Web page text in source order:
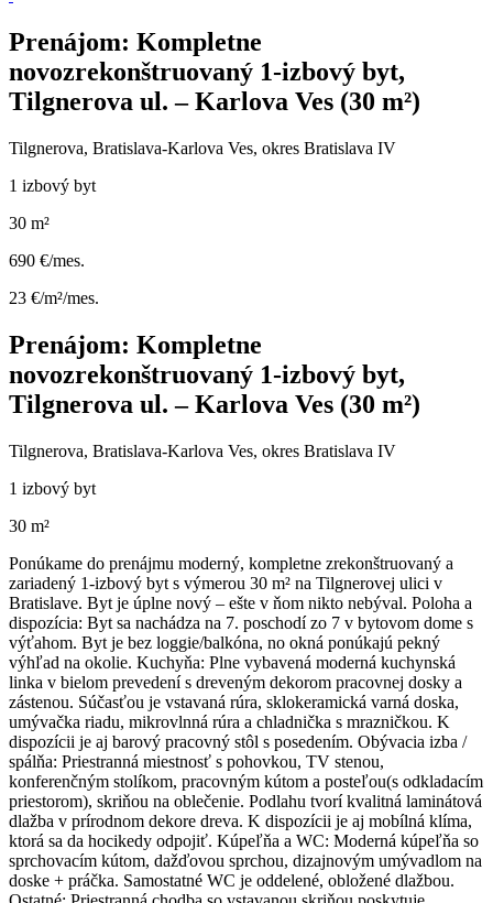
Prenájom: Kompletne
novozrekonštruovaný 1-izbový byt,
Tilgnerova ul. – Karlova Ves (30 m²)
Tilgnerova, Bratislava-Karlova Ves, okres Bratislava IV
1 izbový byt
30 m²
690 €/mes.
23 €/m²/mes.
Prenájom: Kompletne
novozrekonštruovaný 1-izbový byt,
Tilgnerova ul. – Karlova Ves (30 m²)
Tilgnerova, Bratislava-Karlova Ves, okres Bratislava IV
1 izbový byt
30 m²
Ponúkame do prenájmu moderný, kompletne zrekonštruovaný a
zariadený 1-izbový byt s výmerou 30 m² na Tilgnerovej ulici v
Bratislave. Byt je úplne nový – ešte v ňom nikto nebýval. Poloha a
dispozícia: Byt sa nachádza na 7. poschodí zo 7 v bytovom dome s
výťahom. Byt je bez loggie/balkóna, no okná ponúkajú pekný
výhľad na okolie. Kuchyňa: Plne vybavená moderná kuchynská
linka v bielom prevedení s dreveným dekorom pracovnej dosky a
zástenou. Súčasťou je vstavaná rúra, sklokeramická varná doska,
umývačka riadu, mikrovlnná rúra a chladnička s mrazničkou. K
dispozícii je aj barový pracovný stôl s posedením. Obývacia izba /
spálňa: Priestranná miestnosť s pohovkou, TV stenou,
konferenčným stolíkom, pracovným kútom a posteľou(s odkladacím
priestorom), skriňou na oblečenie. Podlahu tvorí kvalitná laminátová
dlažba v prírodnom dekore dreva. K dispozícii je aj mobílná klíma,
ktorá sa da hocikedy odpojiť. Kúpeľňa a WC: Moderná kúpeľňa so
sprchovacím kútom, dažďovou sprchou, dizajnovým umývadlom na
doske + práčka. Samostatné WC je oddelené, obložené dlažbou.